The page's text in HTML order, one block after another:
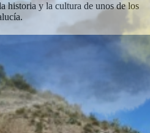
historia y la cultura de unos de los